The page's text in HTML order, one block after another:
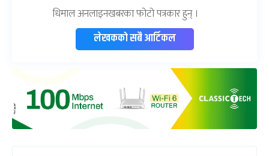
धिमाल अनलाइनखबरका फोटो पत्रकार हुन् ।
लेखकको सबै आर्टिकल